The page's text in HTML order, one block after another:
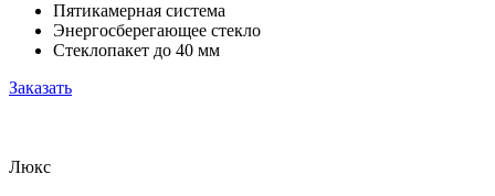
Пятикамерная система
Энергосберегающее стекло
Стеклопакет до 40 мм
Заказать
Люкс